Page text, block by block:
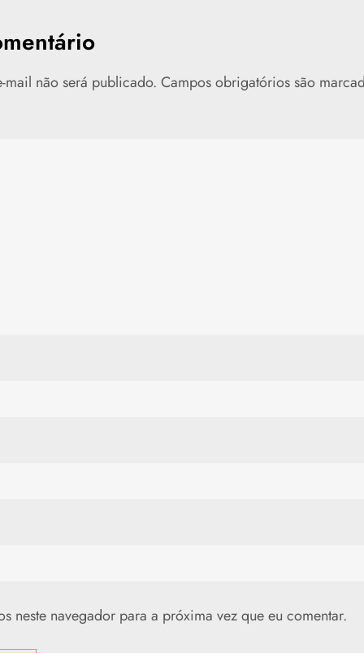
mail não será publicado. Campos obrigatórios são
neste navegador para a próxima vez que eu comentar.